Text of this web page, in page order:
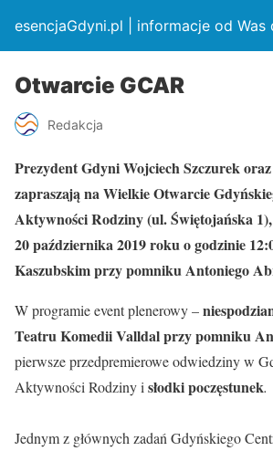
esencjaGdyni.pl | informacje od Was
Otwarcie GCAR
Redakcja
Prezydent Gdyni Wojciech Szczurek
zapraszają na Wielkie Otwarcie
Aktywności Rodziny (ul. Świętojańska
20 października 2019 roku o godzinie
Kaszubskim przy pomniku Antoniego
W programie event plenerowy –
Teatru Komedii Valldal przy pomniku
pierwsze przedpremierowe odwiedziny w
Aktywności Rodziny i słodki poczęstunek.
Jednym z głównych zadań Gdyńskiego